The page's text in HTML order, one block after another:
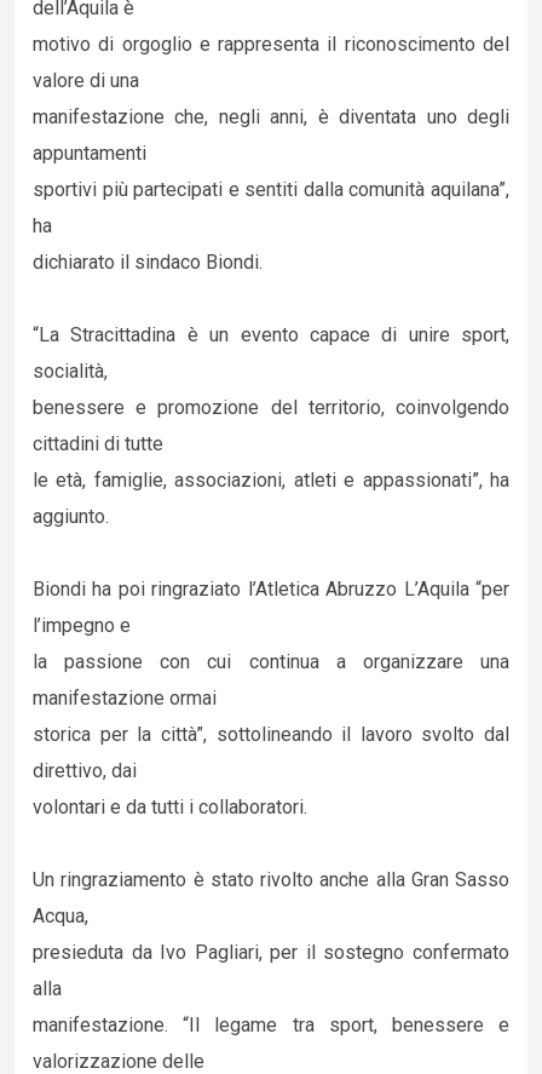
dell’Aquila è
motivo di orgoglio e rappresenta il riconoscimento del
valore di una
manifestazione che, negli anni, è diventata uno degli
appuntamenti
sportivi più partecipati e sentiti dalla comunità aquilana”,
ha
dichiarato il sindaco Biondi.
“La Stracittadina è un evento capace di unire sport,
socialità,
benessere e promozione del territorio, coinvolgendo
cittadini di tutte
le età, famiglie, associazioni, atleti e appassionati”, ha
aggiunto.
Biondi ha poi ringraziato l’Atletica Abruzzo L’Aquila “per
l’impegno e
la passione con cui continua a organizzare una
manifestazione ormai
storica per la città”, sottolineando il lavoro svolto dal
direttivo, dai
volontari e da tutti i collaboratori.
Un ringraziamento è stato rivolto anche alla Gran Sasso
Acqua,
presieduta da Ivo Pagliari, per il sostegno confermato
alla
manifestazione. “Il legame tra sport, benessere e
valorizzazione delle